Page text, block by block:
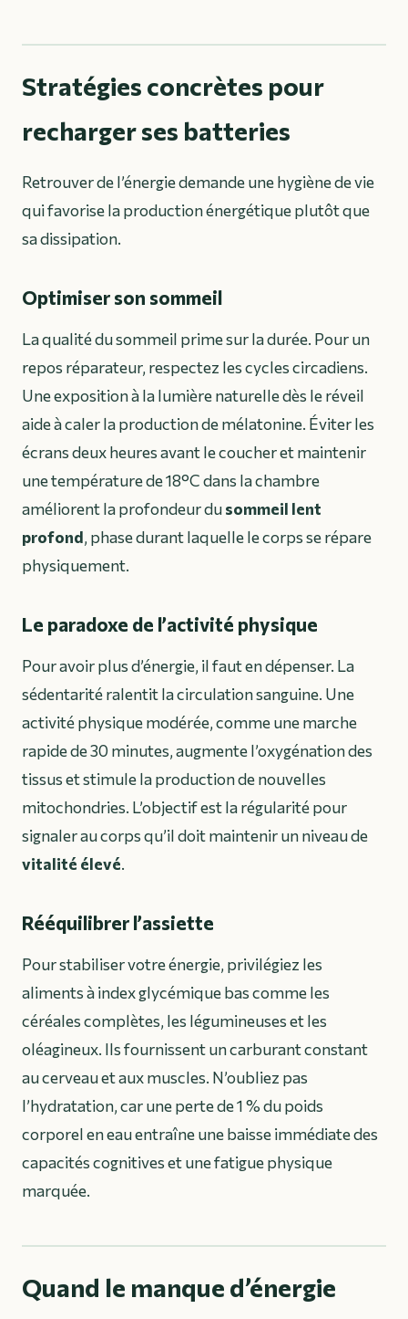
Stratégies concrètes pour
recharger ses batteries
Retrouver de l’énergie demande une hygiène de vie
qui favorise la production énergétique plutôt que
sa dissipation.
Optimiser son sommeil
La qualité du sommeil prime sur la durée. Pour un
repos réparateur, respectez les cycles circadiens.
Une exposition à la lumière naturelle dès le réveil
aide à caler la production de mélatonine. Éviter les
écrans deux heures avant le coucher et maintenir
une température de 18°C dans la chambre
améliorent la profondeur dusommeil lent
profond, phase durant laquelle le corps se répare
physiquement.
Le paradoxe de l’activité physique
Pour avoir plus d’énergie, il faut en dépenser. La
sédentarité ralentit la circulation sanguine. Une
activité physique modérée, comme une marche
rapide de 30 minutes, augmente l’oxygénation des
tissus et stimule la production de nouvelles
mitochondries. L’objectif est la régularité pour
signaler au corps qu’il doit maintenir un niveau de
vitalité élevé.
Rééquilibrer l’assiette
Pour stabiliser votre énergie, privilégiez les
aliments à index glycémique bas comme les
céréales complètes, les légumineuses et les
oléagineux. Ils fournissent un carburant constant
au cerveau et aux muscles. N’oubliez pas
l’hydratation, car une perte de 1 % du poids
corporel en eau entraîne une baisse immédiate des
capacités cognitives et une fatigue physique
marquée.
Quand le manque d’énergie